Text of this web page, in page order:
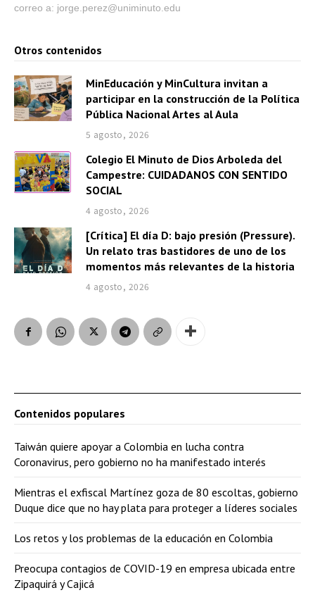
correo a: jorge.perez@uniminuto.edu
Otros contenidos
MinEducación y MinCultura invitan a
participar en la construcción de la Política
Pública Nacional Artes al Aula
5 agosto, 2026
Colegio El Minuto de Dios Arboleda del
Campestre: CUIDADANOS CON SENTIDO
SOCIAL
4 agosto, 2026
[Crítica] El día D: bajo presión (Pressure).
Un relato tras bastidores de uno de los
momentos más relevantes de la historia
4 agosto, 2026
Contenidos populares
Taiwán quiere apoyar a Colombia en lucha contra
Coronavirus, pero gobierno no ha manifestado interés
Mientras el exfiscal Martínez goza de 80 escoltas, gobierno
Duque dice que no hay plata para proteger a líderes sociales
Los retos y los problemas de la educación en Colombia
Preocupa contagios de COVID-19 en empresa ubicada entre
Zipaquirá y Cajicá